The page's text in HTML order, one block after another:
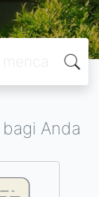
Anda